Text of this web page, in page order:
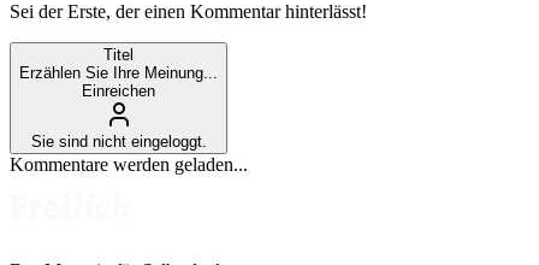
Sei der Erste, der einen Kommentar hinterlässt!
Titel
Erzählen Sie Ihre Meinung...
Einreichen
Sie sind nicht eingeloggt.
Kommentare werden geladen...